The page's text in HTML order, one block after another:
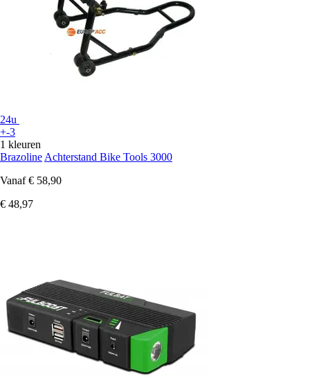
24u
+-3
1 kleuren
Brazoline Achterstand Bike Tools 3000
Vanaf € 58,90
€ 48,97